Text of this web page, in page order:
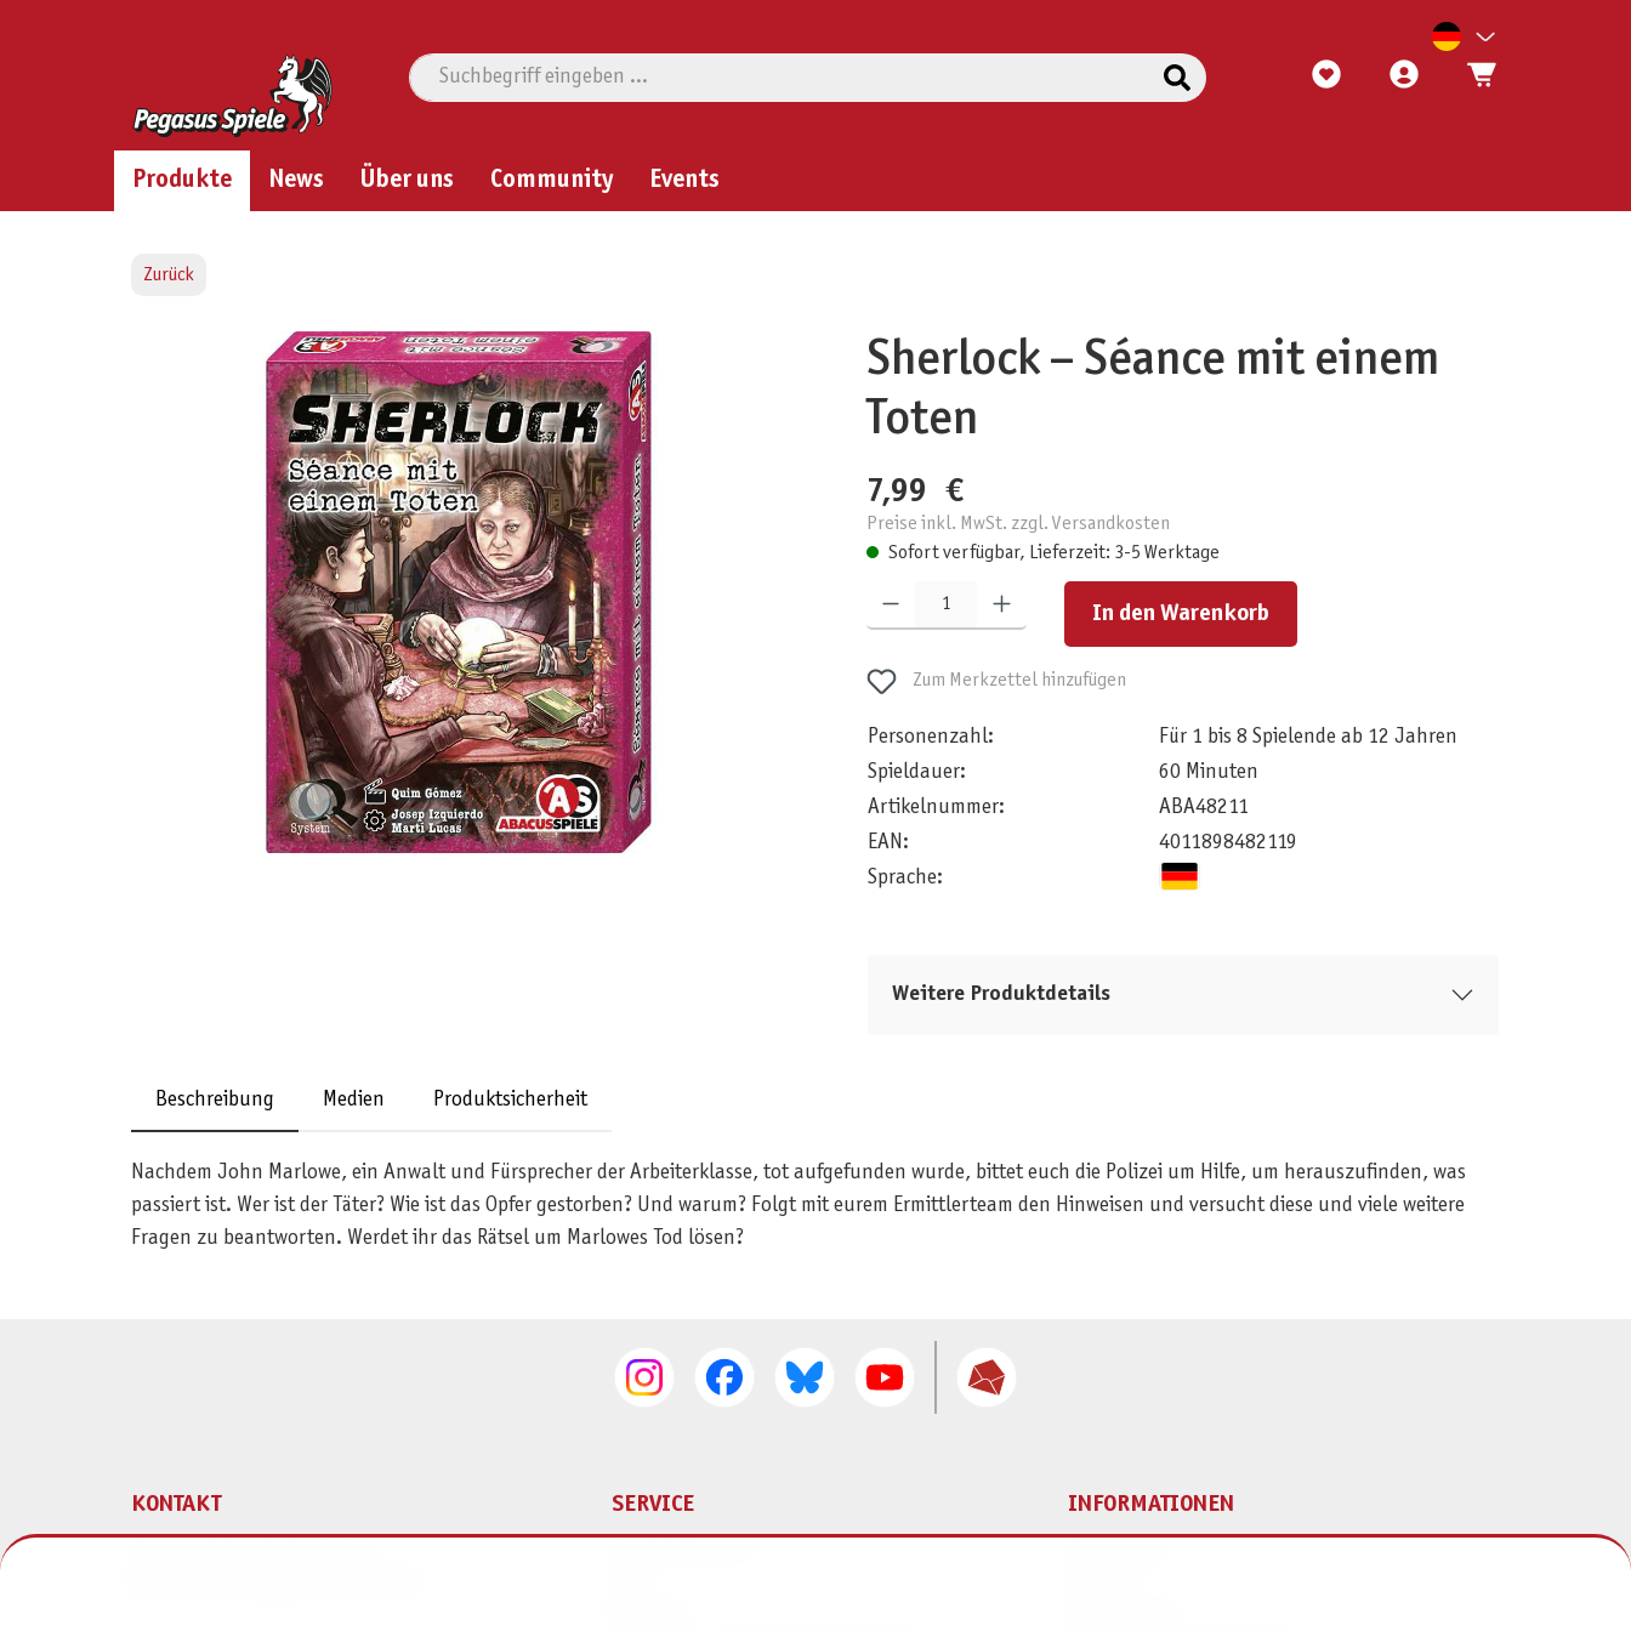
Produkte News Über uns Community Events
Zurück
Bildergalerie überspringen
Sherlock – Séance mit einem
Toten
7,99 €
Preise inkl. MwSt. zzgl. Versandkosten
Sofort verfügbar, Lieferzeit: 3-5 Werktage
Produkt Anzahl: Gib den gewünschten Wert ein oder benutze die Schaltflächen um die Anzahl zu erhöhen oder zu reduzieren.
In den Warenkorb
Zum Merkzettel hinzufügen
Personenzahl:
Für 1 bis 8 Spielende ab 12 Jahren
Spieldauer:
60 Minuten
Artikelnummer:
ABA48211
EAN:
4011898482119
Sprache:
Weitere Produktdetails
Beschreibung Medien Produktsicherheit
Nachdem John Marlowe, ein Anwalt und Fürsprecher der Arbeiterklasse, tot aufgefunden wurde, bittet euch die Polizei um Hilfe, um herauszufinden, was
passiert ist. Wer ist der Täter? Wie ist das Opfer gestorben? Und warum? Folgt mit eurem Ermittlerteam den Hinweisen und versucht diese und viele weitere
Fragen zu beantworten. Werdet ihr das Rätsel um Marlowes Tod lösen?
KONTAKT SERVICE INFORMATIONEN